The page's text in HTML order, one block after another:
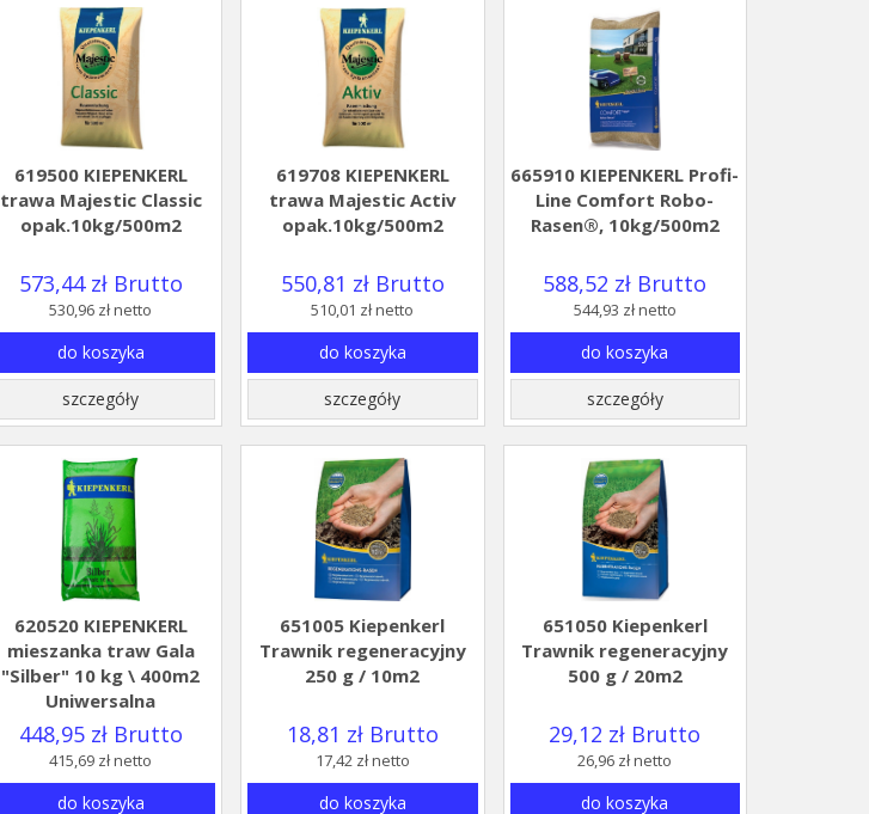
619500 KIEPENKERL
trawa Majestic Classic
opak.10kg/500m2
573,44 zł Brutto
530,96 zł netto
do koszyka
szczegóły
619708 KIEPENKERL
trawa Majestic Activ
opak.10kg/500m2
550,81 zł Brutto
510,01 zł netto
do koszyka
szczegóły
665910 KIEPENKERL Profi-
Line Comfort Robo-
Rasen®, 10kg/500m2
588,52 zł Brutto
544,93 zł netto
do koszyka
szczegóły
620520 KIEPENKERL
mieszanka traw Gala
"Silber" 10 kg \ 400m2
Uniwersalna
448,95 zł Brutto
415,69 zł netto
do koszyka
651005 Kiepenkerl
Trawnik regeneracyjny
250 g / 10m2
18,81 zł Brutto
17,42 zł netto
do koszyka
651050 Kiepenkerl
Trawnik regeneracyjny
500 g / 20m2
29,12 zł Brutto
26,96 zł netto
do koszyka